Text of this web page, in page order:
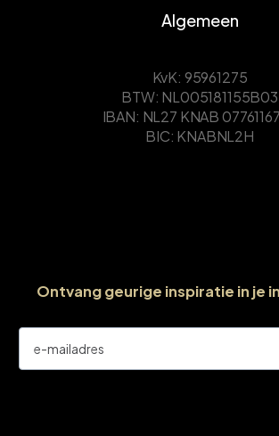
Algemeen
KvK: 95961275
BTW: NL005181155B03
IBAN: NL27 KNAB
BIC: KNABNL2H
Ontvang geurige inspiratie in je